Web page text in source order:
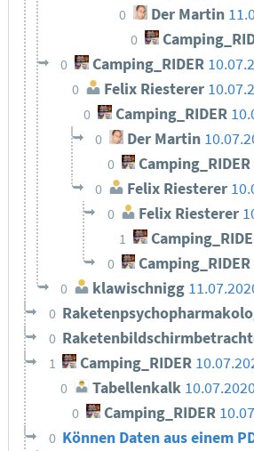
0 Der Martin
0
0 Camping_RIDER
0 Felix Riesterer
0 Camping_RIDER
0 Der Martin
0 Camping_RIDER
0 Felix Riesterer
0 Felix Riesterer
1
0 Camping_RIDER
0 klawischnigg
0
0
1 Camping_RIDER
0 Tabellenkalk
0 Camping_RIDER
0 Können Daten aus einem